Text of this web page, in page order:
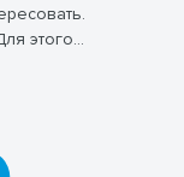
этого